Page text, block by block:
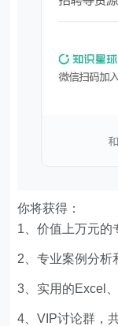
你将获得：
1、价值上万元的
2、专业案例分析
3、实用的Excel
4、VIP讨论群，